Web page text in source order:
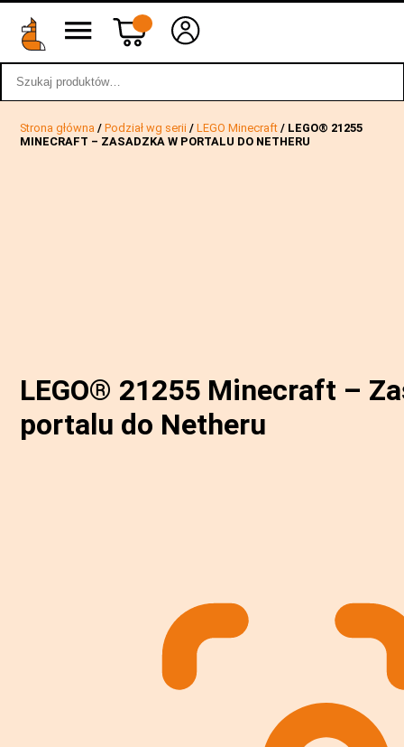
wstecz
Strona główna /Podział wg serii /LEGO Minecraft / LEGO® 21255
MINECRAFT – ZASADZKA W PORTALU DO NETHERU
LEGO® 21255 Minecraft –
portalu do Netheru